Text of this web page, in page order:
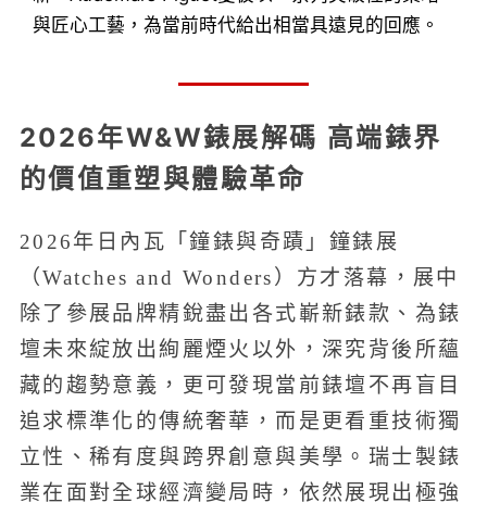
與匠心工藝，為當前時代給出相當具遠見的回應。
2026年W&W錶展解碼 高端錶界
的價值重塑與體驗革命
2026年日內瓦「鐘錶與奇蹟」鐘錶展
（Watches and Wonders）方才落幕，展中
除了參展品牌精銳盡出各式嶄新錶款、為錶
壇未來綻放出絢麗煙火以外，深究背後所蘊
藏的趨勢意義，更可發現當前錶壇不再盲目
追求標準化的傳統奢華，而是更看重技術獨
立性、稀有度與跨界創意與美學。瑞士製錶
業在面對全球經濟變局時，依然展現出極強